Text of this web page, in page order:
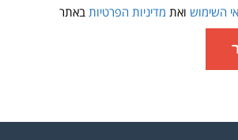
השימוש ואת מדיניות הפרטיות באתר